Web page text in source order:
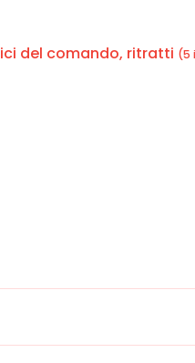
del comando, ritratti (5